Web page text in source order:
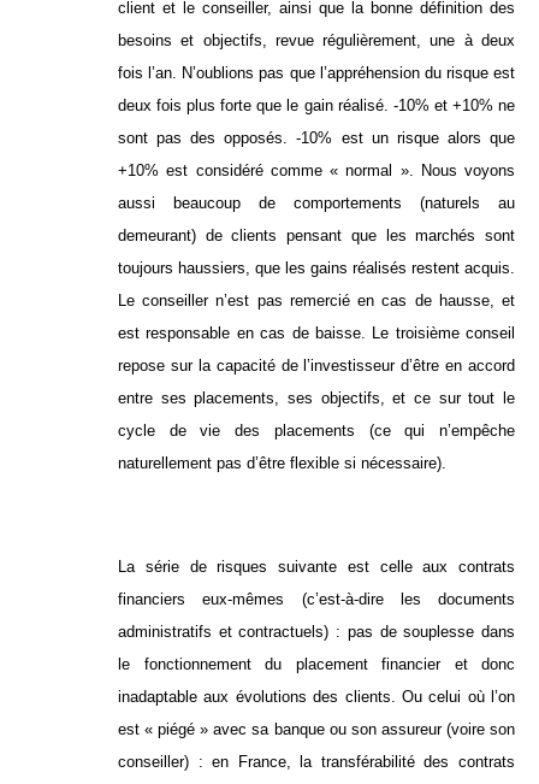
client et le conseiller, ainsi que la bonne définition des
besoins et objectifs, revue régulièrement, une à deux
fois l’an. N’oublions pas que l’appréhension du risque est
deux fois plus forte que le gain réalisé. -10% et +10% ne
sont pas des opposés. -10% est un risque alors que
+10% est considéré comme « normal ». Nous voyons
aussi beaucoup de comportements (naturels au
demeurant) de clients pensant que les marchés sont
toujours haussiers, que les gains réalisés restent acquis.
Le conseiller n’est pas remercié en cas de hausse, et
est responsable en cas de baisse. Le troisième conseil
repose sur la capacité de l’investisseur d’être en accord
entre ses placements, ses objectifs, et ce sur tout le
cycle de vie des placements (ce qui n’empêche
naturellement pas d’être flexible si nécessaire).
La série de risques suivante est celle aux contrats
financiers eux-mêmes (c’est-à-dire les documents
administratifs et contractuels) : pas de souplesse dans
le fonctionnement du placement financier et donc
inadaptable aux évolutions des clients. Ou celui où l’on
est « piégé » avec sa banque ou son assureur (voire son
conseiller) : en France, la transférabilité des contrats